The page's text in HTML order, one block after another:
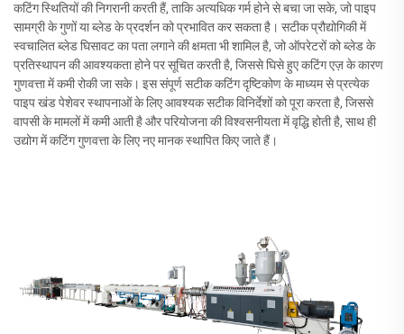
कटिंग स्थितियों की निगरानी करती हैं, ताकि अत्यधिक गर्म होने से बचा जा सके, जो पाइप
सामग्री के गुणों या ब्लेड के प्रदर्शन को प्रभावित कर सकता है। सटीक प्रौद्योगिकी में
स्वचालित ब्लेड घिसावट का पता लगाने की क्षमता भी शामिल है, जो ऑपरेटरों को ब्लेड के
प्रतिस्थापन की आवश्यकता होने पर सूचित करती है, जिससे घिसे हुए कटिंग एज़ के कारण
गुणवत्ता में कमी रोकी जा सके। इस संपूर्ण सटीक कटिंग दृष्टिकोण के माध्यम से प्रत्येक
पाइप खंड पेशेवर स्थापनाओं के लिए आवश्यक सटीक विनिर्देशों को पूरा करता है, जिससे
वापसी के मामलों में कमी आती है और परियोजना की विश्वसनीयता में वृद्धि होती है, साथ ही
उद्योग में कटिंग गुणवत्ता के लिए नए मानक स्थापित किए जाते हैं।